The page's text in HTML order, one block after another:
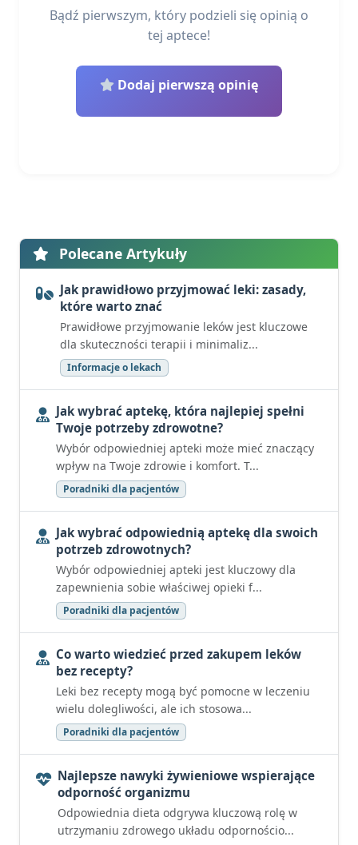
Bądź pierwszym, który podzieli się opinią o
tej aptece!
Dodaj pierwszą opinię
Polecane Artykuły
Jak prawidłowo przyjmować leki: zasady,
które warto znać
Prawidłowe przyjmowanie leków jest kluczowe
dla skuteczności terapii i minimaliz...
Informacje o lekach
Jak wybrać aptekę, która najlepiej spełni
Twoje potrzeby zdrowotne?
Wybór odpowiedniej apteki może mieć znaczący
wpływ na Twoje zdrowie i komfort. T...
Poradniki dla pacjentów
Jak wybrać odpowiednią aptekę dla swoich
potrzeb zdrowotnych?
Wybór odpowiedniej apteki jest kluczowy dla
zapewnienia sobie właściwej opieki f...
Poradniki dla pacjentów
Co warto wiedzieć przed zakupem leków
bez recepty?
Leki bez recepty mogą być pomocne w leczeniu
wielu dolegliwości, ale ich stosowa...
Poradniki dla pacjentów
Najlepsze nawyki żywieniowe wspierające
odporność organizmu
Odpowiednia dieta odgrywa kluczową rolę w
utrzymaniu zdrowego układu odpornościo...